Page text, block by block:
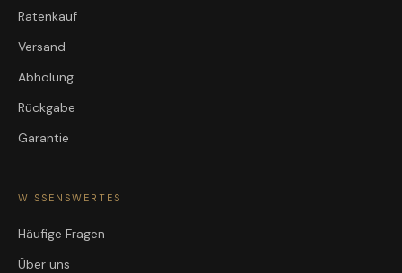
Ratenkauf
Versand
Abholung
Rückgabe
Garantie
WISSENSWERTES
Häufige Fragen
Über uns